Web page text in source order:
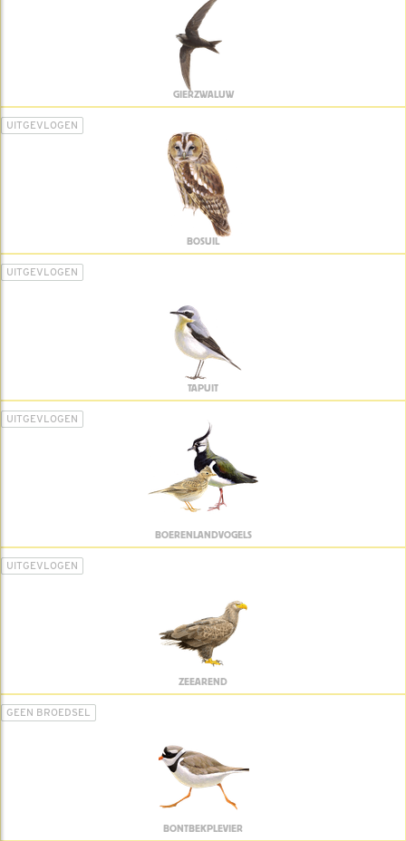
GIERZWALUW
UITGEVLOGEN
BOSUIL
UITGEVLOGEN
TAPUIT
UITGEVLOGEN
BOERENLANDVOGELS
UITGEVLOGEN
ZEEAREND
GEEN BROEDSEL
BONTBEKPLEVIER